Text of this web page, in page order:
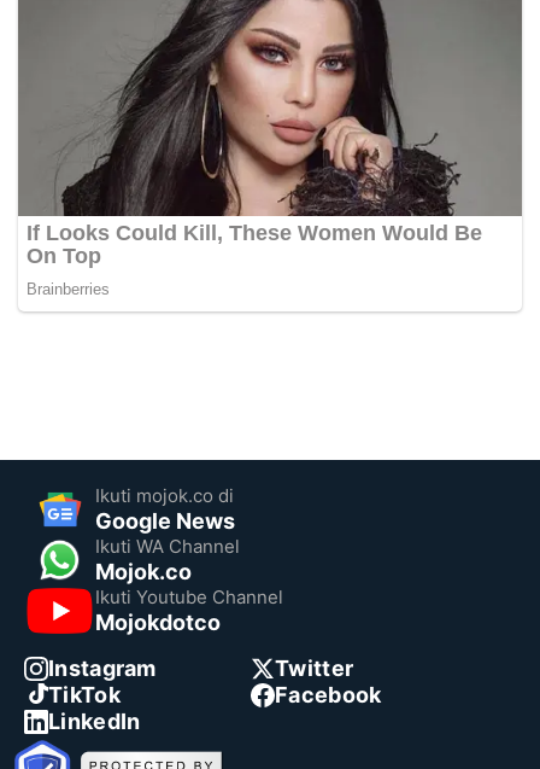
Ikuti mojok.co di
Google News
Ikuti WA Channel
Mojok.co
Ikuti Youtube Channel
Mojokdotco
Instagram
Twitter
TikTok
Facebook
LinkedIn